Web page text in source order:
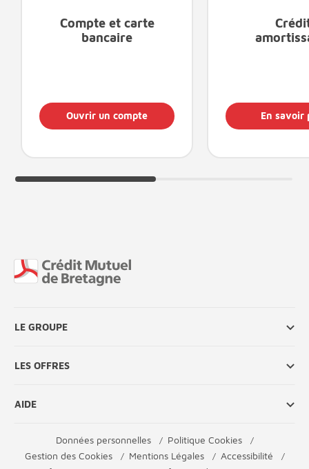
Compte et carte
bancaire
Ouvrir un compte En savoir
LE GROUPE
LES OFFRES
AIDE
Données personnelles
Politique Cookies
Gestion des Cookies
Mentions Légales
Accessibilité
Fin de page